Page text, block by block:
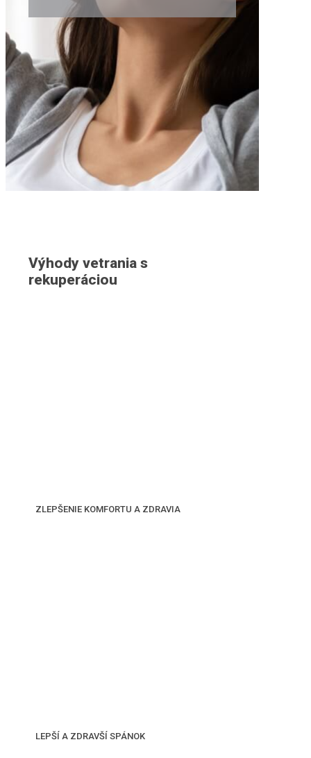
Výhody vetrania s
rekuperáciou
ZLEPŠENIE KOMFORTU A ZDRAVIA
LEPŠÍ A ZDRAVŠÍ SPÁNOK